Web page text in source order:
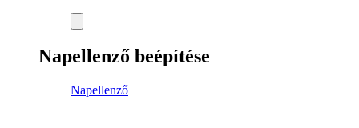
Napellenző beépítése
Napellenző